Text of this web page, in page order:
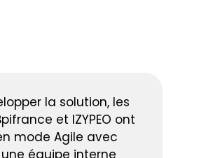
la solution, les
et IZYPEO ont
mode Agile avec